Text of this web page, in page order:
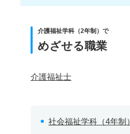
介護福祉学科（2年制）で
めざせる職業
介護福祉士
社会福祉学科（4年制）